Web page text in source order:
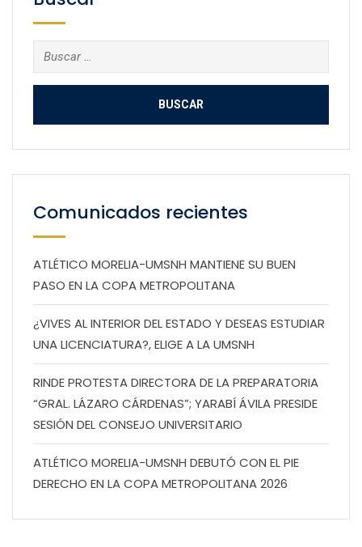
Buscar:
Comunicados recientes
ATLÉTICO MORELIA-UMSNH MANTIENE SU BUEN
PASO EN LA COPA METROPOLITANA
¿VIVES AL INTERIOR DEL ESTADO Y DESEAS ESTUDIAR
UNA LICENCIATURA?, ELIGE A LA UMSNH
RINDE PROTESTA DIRECTORA DE LA PREPARATORIA
“GRAL. LÁZARO CÁRDENAS”; YARABÍ ÁVILA PRESIDE
SESIÓN DEL CONSEJO UNIVERSITARIO
ATLÉTICO MORELIA-UMSNH DEBUTÓ CON EL PIE
DERECHO EN LA COPA METROPOLITANA 2026